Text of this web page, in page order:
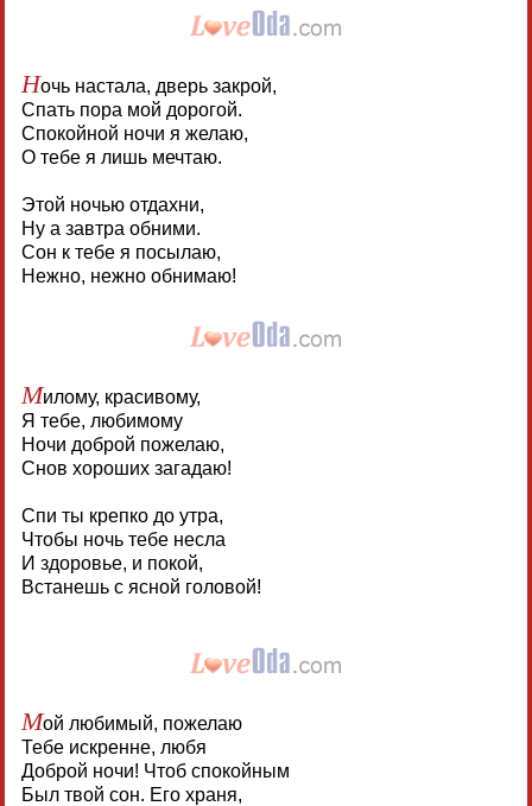
Ночь настала, дверь закрой,
Спать пора мой дорогой.
Спокойной ночи я желаю,
О тебе я лишь мечтаю.
Этой ночью отдахни,
Ну а завтра обними.
Сон к тебе я посылаю,
Нежно, нежно обнимаю!
Милому, красивому,
Я тебе, любимому
Ночи доброй пожелаю,
Снов хороших загадаю!
Спи ты крепко до утра,
Чтобы ночь тебе несла
И здоровье, и покой,
Встанешь с ясной головой!
Мой любимый, пожелаю
Тебе искренне, любя
Доброй ночи! Чтоб спокойным
Был твой сон. Его храня,